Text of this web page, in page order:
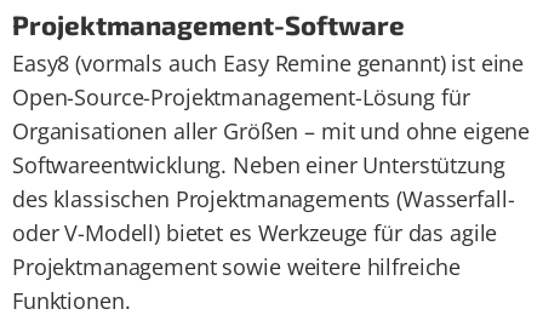
Projektmanagement-Software
Easy8 (vormals auch Easy Remine genannt) ist eine
Open-Source-Projektmanagement-Lösung für
Organisationen aller Größen – mit und ohne eigene
Softwareentwicklung. Neben einer Unterstützung
des klassischen Projektmanagements (Wasserfall-
oder V-Modell) bietet es Werkzeuge für das agile
Projektmanagement sowie weitere hilfreiche
Funktionen.